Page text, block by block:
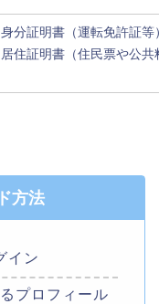
身分証明書（運転免許証等
居住証明書（住民票や公
方法
イン
プロフィール